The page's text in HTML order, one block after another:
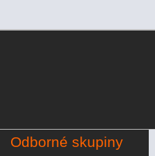
Odborné skupiny